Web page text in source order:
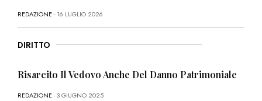
REDAZIONE- 16 LUGLIO 2026
DIRITTO
Risarcito Il Vedovo Anche Del Danno Patrimoniale
REDAZIONE- 3 GIUGNO 2025